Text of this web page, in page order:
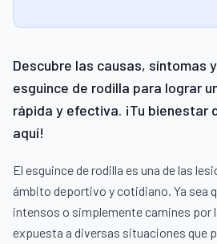
Descubre las causas, síntomas
esguince de rodilla para lograr
rápida y efectiva. ¡Tu bienestar
aquí!
El esguince de rodilla es una de las
ámbito deportivo y cotidiano. Ya sea
intensos o simplemente camines por
expuesta a diversas situaciones que